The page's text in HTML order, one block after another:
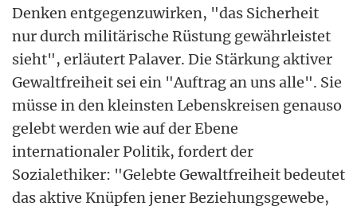
Denken entgegenzuwirken, "das Sicherheit
nur durch militärische Rüstung gewährleistet
sieht", erläutert Palaver. Die Stärkung aktiver
Gewaltfreiheit sei ein "Auftrag an uns alle". Sie
müsse in den kleinsten Lebenskreisen genauso
gelebt werden wie auf der Ebene
internationaler Politik, fordert der
Sozialethiker: "Gelebte Gewaltfreiheit bedeutet
das aktive Knüpfen jener Beziehungsgewebe,